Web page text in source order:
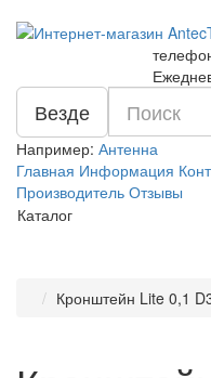
Везде
Например: Антенна
Главная Информация
Производитель Отзывы
Каталог
Кронштейн Lite 0,1